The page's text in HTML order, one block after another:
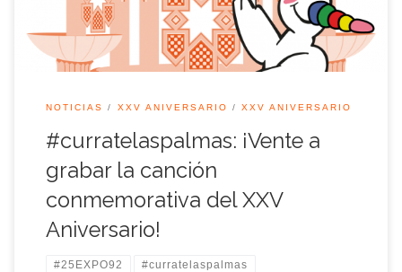
NOTICIAS XXV ANIVERSARIO XXV ANIVERSARIO
#curratelaspalmas: ¡Vente a
grabar la canción
conmemorativa del XXV
Aniversario!
#25EXPO92 #curratelaspalmas